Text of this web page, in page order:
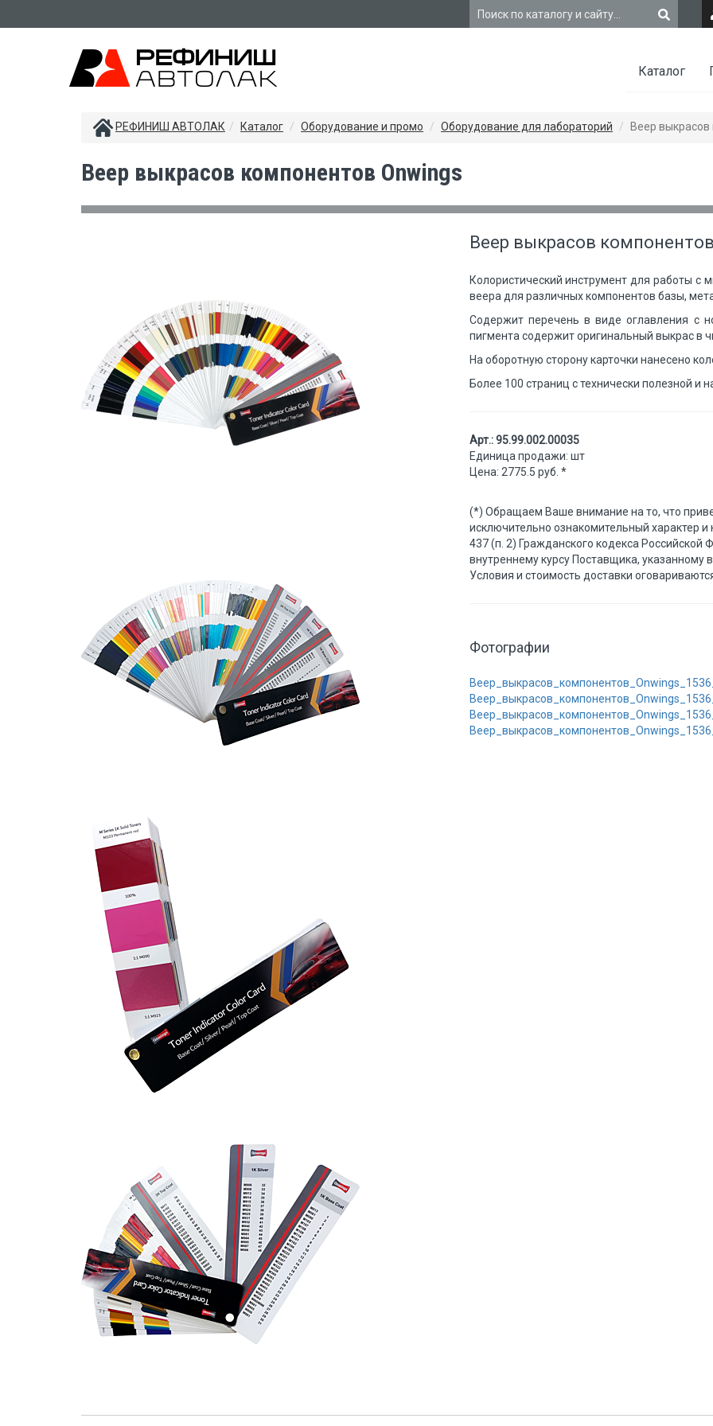
Каталог
РЕФИНИШ АВТОЛАК Каталог Оборудование и промо Оборудование для лабораторий Веер
Веер выкрасов компонентов Onwings
Веер выкрасов
Колористический инструмент для работы с
веера для различных компонентов базы,
Содержит перечень в виде оглавления с
пигмента содержит оригинальный выкрас в
На оборотную сторону карточки нанесено
Более 100 страниц с технически полезной и
Арт.: 95.99.002.00035
Единица продажи: шт
Цена: 2775.5 руб. *
(*) Обращаем Ваше внимание на то, что
исключительно ознакомительный характер
437 (п. 2) Гражданского кодекса Российской
внутреннему курсу Поставщика, указанному
Условия и стоимость доставки
Фотографии